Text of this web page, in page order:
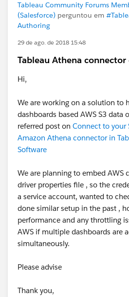
Tableau Community Forums
(Salesforce) perguntou em
Authoring
29 de ago. de 2018 15:48
Tableau Athena
Hi,
We are working on a solution to
dashboards based AWS S3 data
referred post on Connect to your
Amazon Athena connector in
Software
We are planning to embed AWS
driver properties file , so the
a service account, wanted to
done similar setup in the past ,
performance and any throttling
AWS if multiple dashboards are
simultaneously.
Please advise
Thank you,